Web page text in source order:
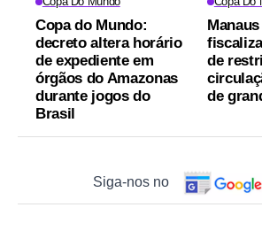
Copa do Mundo:
decreto altera horário
de expediente em
órgãos do Amazonas
durante jogos do
Brasil
de
de
Siga-nos no